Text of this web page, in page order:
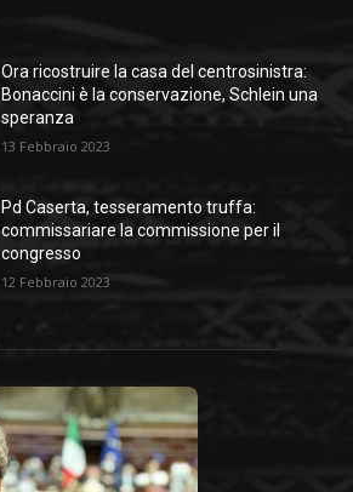
Ora ricostruire la casa del centrosinistra:
Bonaccini è la conservazione, Schlein una
speranza
13 Febbraio 2023
Pd Caserta, tesseramento truffa:
commissariare la commissione per il
congresso
12 Febbraio 2023